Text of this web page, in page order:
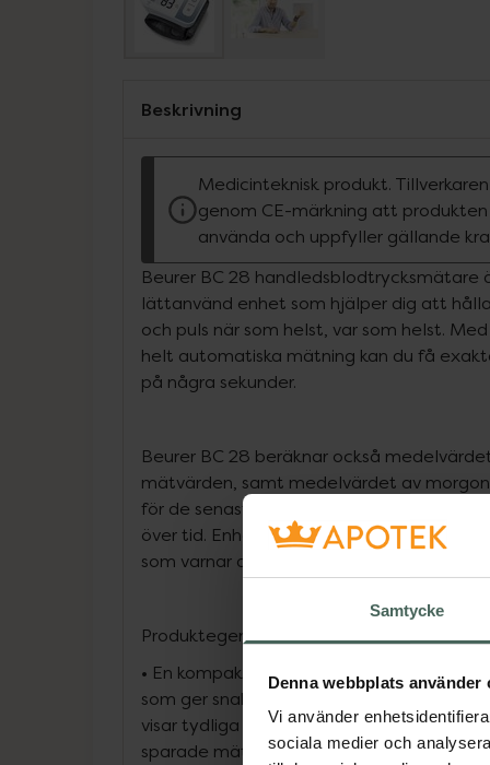
Samtycke
Denna webbplats använder
Vi använder
sociala medier och
Beskrivning
Medicinteknisk produkt.
genom CE-märkning att
använda och uppfyller gällande
Beurer BC 28 handledsblodtrycksmätare
lättanvänd enhet som hjälper dig att
och puls när som helst, var som helst.
helt automatiska mätning kan du få
på några sekunder.
Beurer BC 28 beräknar också
mätvärden, samt medelvärdet av
för de senaste 7 dagarna, så att du kan
över tid. Enheten har också en
som varnar dig för eventuella
Produktegenskaper:
• En kompakt och helautomatisk
som ger snabb och pålitlig mätning av
visar tydliga resultat och beräknar både
sparade mätningar samt separata